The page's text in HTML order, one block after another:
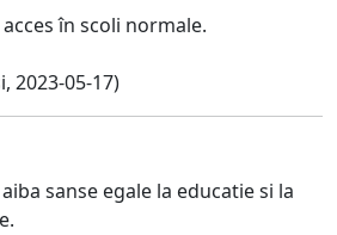
acces în scoli normale.
2023-05-17)
sanse egale la educatie si la